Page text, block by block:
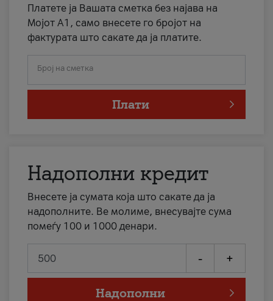
Платете ја Вашата сметка без најава на
Мојот А1, само внесете го бројот на
фактурата што сакате да ја платите.
Број на сметка
Плати
Надополни кредит
Внесете ја сумата која што сакате да ја
надополните. Ве молиме, внесувајте сума
помеѓу 100 и 1000 денари.
- +
Надополни